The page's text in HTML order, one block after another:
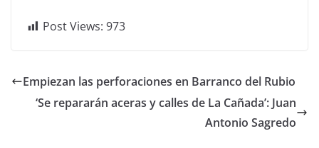
Post Views: 973
Empiezan las perforaciones en Barranco del Rubio
‘Se repararán aceras y calles de La Cañada’: Juan
Antonio Sagredo